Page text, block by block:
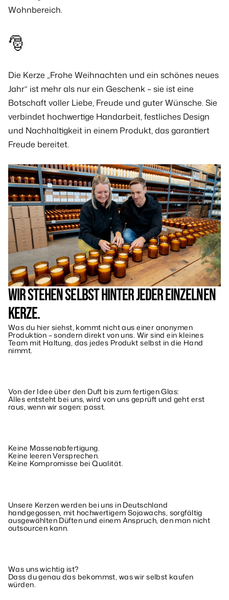
Wohnbereich.
🎅
Die Kerze „Frohe Weihnachten und ein schönes neues
Jahr“ ist mehr als nur ein Geschenk – sie ist eine
Botschaft voller Liebe, Freude und guter Wünsche. Sie
verbindet hochwertige Handarbeit, festliches Design
und Nachhaltigkeit in einem Produkt, das garantiert
Freude bereitet.
WIR STEHEN SELBST HINTER JEDER EINZELNEN
KERZE.
Was du hier siehst, kommt nicht aus einer anonymen
Produktion – sondern direkt von uns. Wir sind ein kleines
Team mit Haltung, das jedes Produkt selbst in die Hand
nimmt.
Von der Idee über den Duft bis zum fertigen Glas:
Alles entsteht bei uns, wird von uns geprüft und geht erst
raus, wenn wir sagen: passt.
Keine Massenabfertigung.
Keine leeren Versprechen.
Keine Kompromisse bei Qualität.
Unsere Kerzen werden bei uns in Deutschland
handgegossen, mit hochwertigem Sojawachs, sorgfältig
ausgewählten Düften und einem Anspruch, den man nicht
outsourcen kann.
Was uns wichtig ist?
Dass du genau das bekommst, was wir selbst kaufen
würden.